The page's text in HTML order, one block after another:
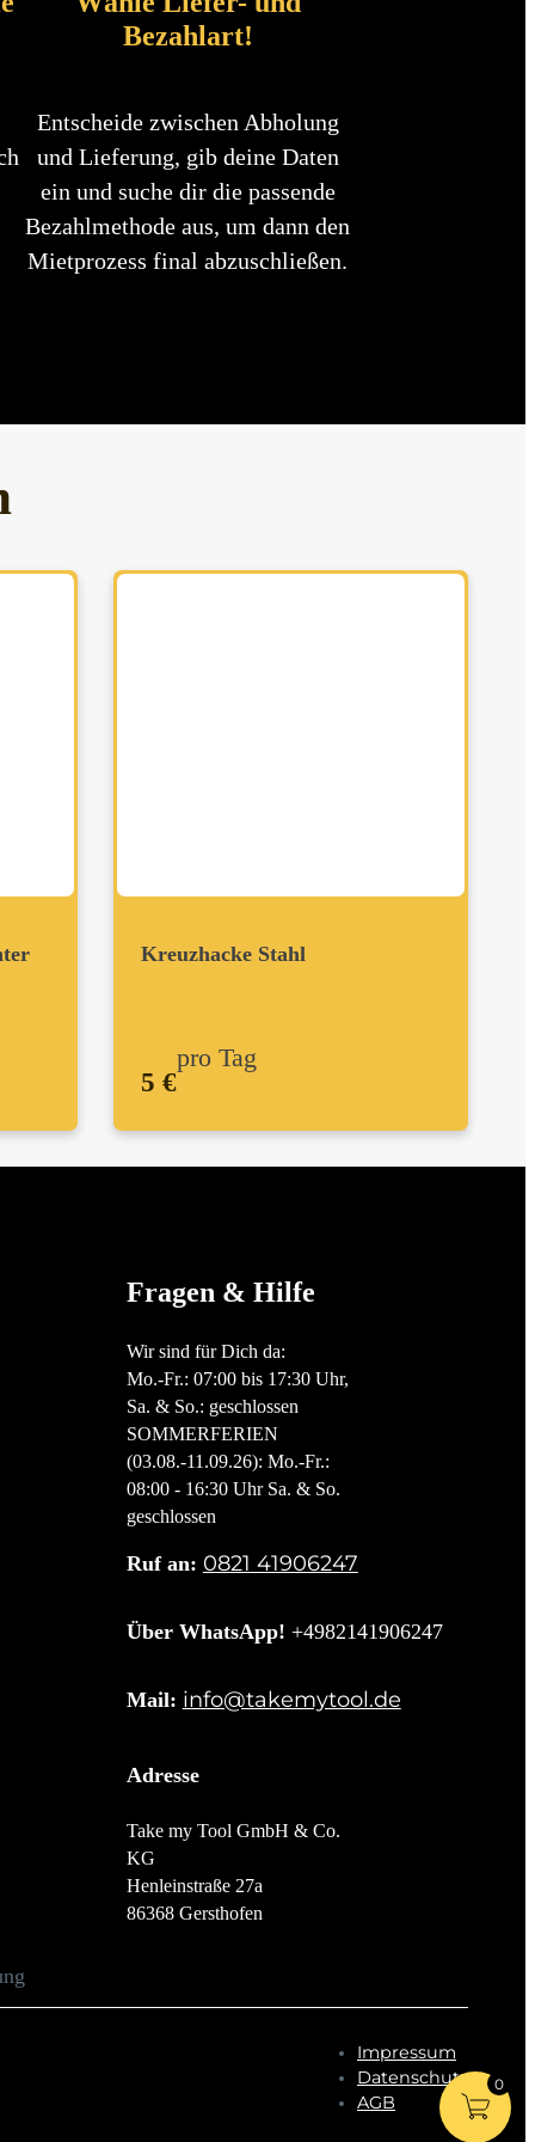
Bezahlart!
Entscheide zwischen Abholung
und Lieferung, gib deine Daten
ein und suche dir die passende
Bezahlmethode aus, um dann den
Mietprozess final abzuschließen.
Kreuzhacke Stahl
5 €
pro Tag
Fragen & Hilfe
Wir sind für Dich da:
Mo.-Fr.: 07:00 bis 17:30 Uhr,
Sa. & So.: geschlossen
SOMMERFERIEN
(03.08.-11.09.26): Mo.-Fr.:
08:00 - 16:30 Uhr Sa. & So.
geschlossen
Ruf an: 0821 41906247
Über WhatsApp! +4982141906247
Mail: info@takemytool.de
Adresse
Take my Tool GmbH & Co.
KG
Henleinstraße 27a
86368 Gersthofen
Impressum
Datenschutz
AGB